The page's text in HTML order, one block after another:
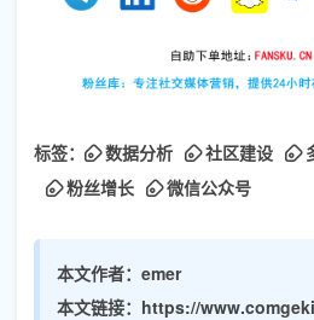
标签： 数据分析 社区建设
粉丝增长
微信公众号
本文作者： emer
本文链接： https://